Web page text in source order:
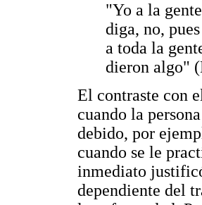
"Yo a la
diga, no,
a toda la
dieron algo"
El contraste con
cuando la
debido, por
cuando se le
inmediato
dependiente del